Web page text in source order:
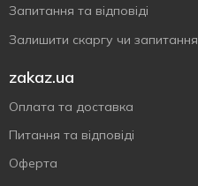
Запитання та відповіді
Залишити скаргу чи запитання
zakaz.ua
Оплата та доставка
Питання та відповіді
Оферта